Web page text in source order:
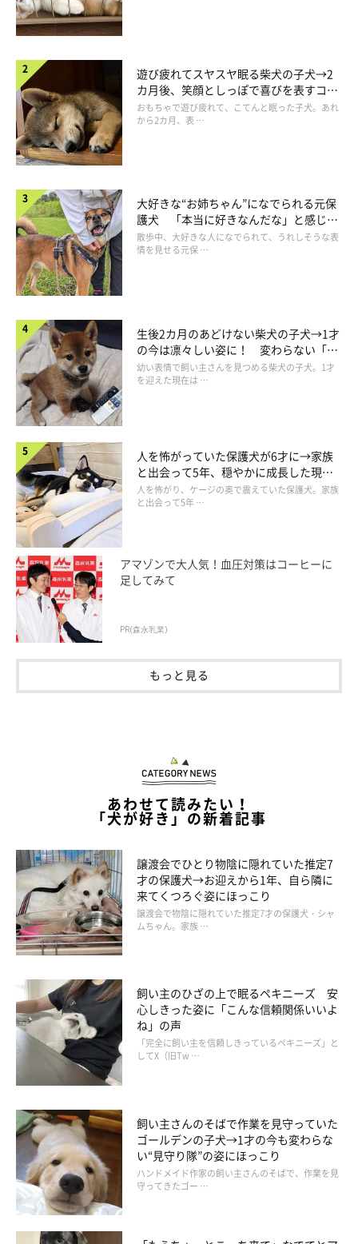
遊び疲れてスヤスヤ眠る柴犬の子犬→2
カ月後、笑顔としっぽで喜びを表すコに
成長！
おもちゃで遊び疲れて、こてんと眠った子犬。あれ
から2カ月、表 …
大好きな“お姉ちゃん”になでられる元保
護犬 「本当に好きなんだな」と感じる
表情にほっこり
散歩中、大好きな人になでられて、うれしそうな表
情を見せる元保 …
生後2カ月のあどけない柴犬の子犬→1才
の今は凛々しい姿に！ 変わらない「く
りくりおめめ」にもほっこり
幼い表情で飼い主さんを見つめる柴犬の子犬。1才
を迎えた現在は …
人を怖がっていた保護犬が6才に→家族
と出会って5年、穏やかに成長した現在
の姿にグッとくる
人を怖がり、ケージの奥で震えていた保護犬。家族
と出会って5年 …
アマゾンで大人気！血圧対策はコーヒーに
足してみて
PR(森永乳業)
もっと見る
あわせて読みたい！
「犬が好き」の新着記事
譲渡会でひとり物陰に隠れていた推定7
才の保護犬→お迎えから1年、自ら隣に
来てくつろぐ姿にほっこり
譲渡会で物陰に隠れていた推定7才の保護犬・シャ
ムちゃん。家族 …
飼い主のひざの上で眠るペキニーズ 安
心しきった姿に「こんな信頼関係いいよ
ね」の声
「完全に飼い主を信頼しきっているペキニーズ」と
してX（旧Tw …
飼い主さんのそばで作業を見守っていた
ゴールデンの子犬→1才の今も変わらな
い“見守り隊”の姿にほっこり
ハンドメイド作家の飼い主さんのそばで、作業を見
守ってきたゴー …